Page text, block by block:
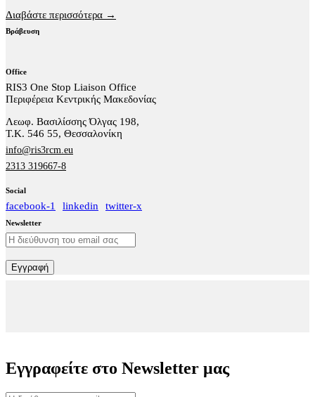
Διαβάστε περισσότερα →
Βράβευση
Office
RIS3 One Stop Liaison Office
Περιφέρεια Κεντρικής Μακεδονίας
Λεωφ. Βασιλίσσης Όλγας 198,
Τ.Κ. 546 55, Θεσσαλονίκη
info@ris3rcm.eu
2313 319667-8
Social
facebook-1 linkedin twitter-x
Newsletter
Εγγραφή
Εγγραφείτε στο Newsletter μας